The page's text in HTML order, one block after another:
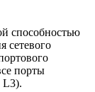
способностью
сетевого
порты
L3).